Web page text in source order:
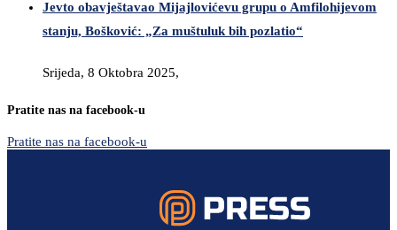
Jevto obavještavao Mijajlovićevu grupu o Amfilohijevom
stanju, Bošković: „Za muštuluk bih pozlatio“
Srijeda, 8 Oktobra 2025,
Pratite nas na facebook-u
Pratite nas na facebook-u